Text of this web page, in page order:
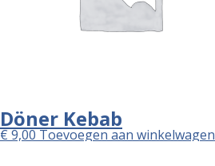
Döner Kebab
€9,00Toevoegen aan winkelwagen